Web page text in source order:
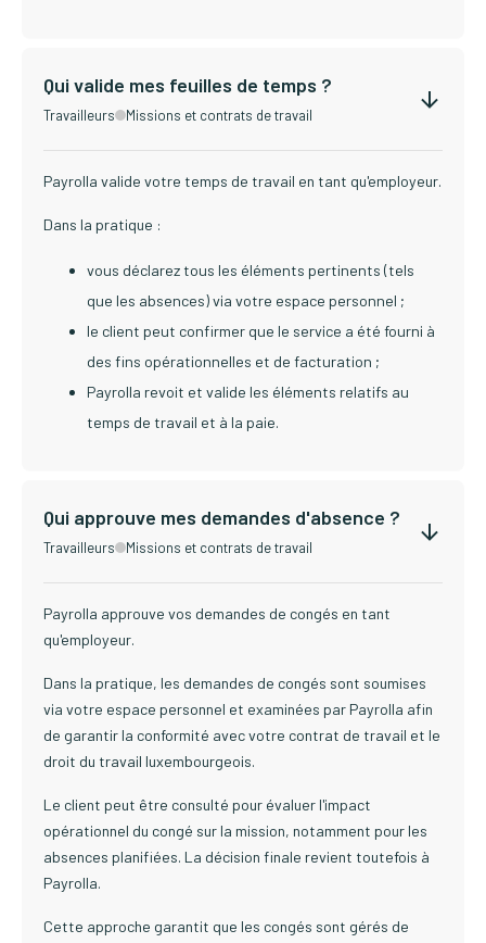
Qui valide mes feuilles de temps ?
Travailleurs Missions et contrats de travail
Payrolla valide votre temps de travail en tant qu'employeur.
Dans la pratique :
vous déclarez tous les éléments pertinents (tels
que les absences) via votre espace personnel ;
le client peut confirmer que le service a été fourni à
des fins opérationnelles et de facturation ;
Payrolla revoit et valide les éléments relatifs au
temps de travail et à la paie.
Qui approuve mes demandes d'absence ?
Travailleurs Missions et contrats de travail
Payrolla approuve vos demandes de congés en tant
qu'employeur.
Dans la pratique, les demandes de congés sont soumises
via votre espace personnel et examinées par Payrolla afin
de garantir la conformité avec votre contrat de travail et le
droit du travail luxembourgeois.
Le client peut être consulté pour évaluer l'impact
opérationnel du congé sur la mission, notamment pour les
absences planifiées. La décision finale revient toutefois à
Payrolla.
Cette approche garantit que les congés sont gérés de